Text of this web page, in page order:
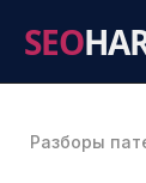
SEO
Разборы